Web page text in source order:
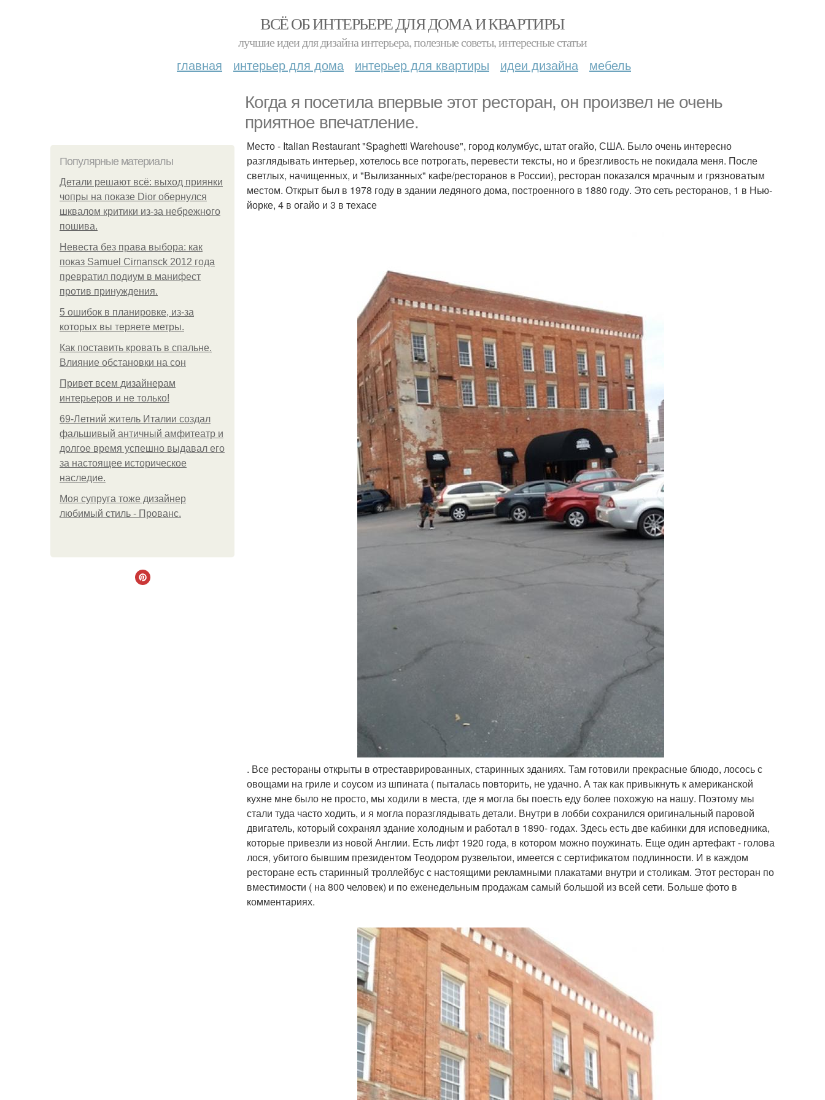
ВСЁ ОБ ИНТЕРЬЕРЕ ДЛЯ ДОМА И КВАРТИРЫ
лучшие идеи для дизайна интерьера, полезные советы, интересные статьи
главная интерьер для дома интерьер для квартиры идеи дизайна мебель
Когда я посетила впервые этот ресторан, он произвел не очень
приятное впечатление.
Популярные материалы
Детали решают всё: выход приянки
чопры на показе Dior обернулся
шквалом критики из-за небрежного
пошива.
Невеста без права выбора: как
показ Samuel Cirnansck 2012 года
превратил подиум в манифест
против принуждения.
5 ошибок в планировке, из-за
которых вы теряете метры.
Как поставить кровать в спальне.
Влияние обстановки на сон
Привет всем дизайнерам
интерьеров и не только!
69-Летний житель Италии создал
фальшивый античный амфитеатр и
долгое время успешно выдавал его
за настоящее историческое
наследие.
Моя супруга тоже дизайнер
любимый стиль - Прованс.
Место - Italian Restaurant "Spaghetti Warehouse", город колумбус, штат огайо, США. Было очень интересно
разглядывать интерьер, хотелось все потрогать, перевести тексты, но и брезгливость не покидала меня. После
светлых, начищенных, и "Вылизанных" кафе/ресторанов в России), ресторан показался мрачным и грязноватым
местом. Открыт был в 1978 году в здании ледяного дома, построенного в 1880 году. Это сеть ресторанов, 1 в Нью-
йорке, 4 в огайо и 3 в техасе
. Все рестораны открыты в отреставрированных, старинных зданиях. Там готовили прекрасные блюдо, лосось с
овощами на гриле и соусом из шпината ( пыталась повторить, не удачно. А так как привыкнуть к американской
кухне мне было не просто, мы ходили в места, где я могла бы поесть еду более похожую на нашу. Поэтому мы
стали туда часто ходить, и я могла поразглядывать детали. Внутри в лобби сохранился оригинальный паровой
двигатель, который сохранял здание холодным и работал в 1890- годах. Здесь есть две кабинки для исповедника,
которые привезли из новой Англии. Есть лифт 1920 года, в котором можно поужинать. Еще один артефакт - голова
лося, убитого бывшим президентом Теодором рузвельтои, имеется с сертификатом подлинности. И в каждом
ресторане есть старинный троллейбус с настоящими рекламными плакатами внутри и столикам. Этот ресторан по
вместимости ( на 800 человек) и по еженедельным продажам самый большой из всей сети. Больше фото в
комментариях.